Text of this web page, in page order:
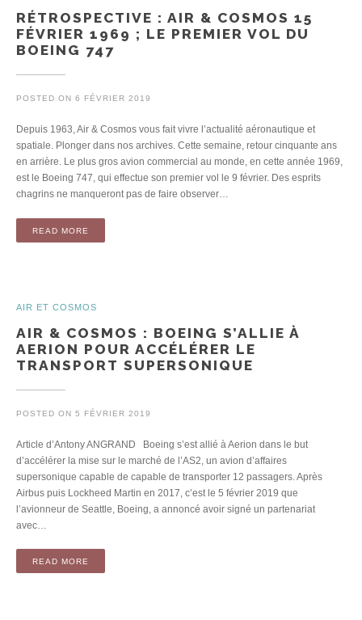
RÉTROSPECTIVE : AIR & COSMOS 15
FÉVRIER 1969 ; LE PREMIER VOL DU
BOEING 747
POSTED ON 6 FÉVRIER 2019
Depuis 1963, Air & Cosmos vous fait vivre l’actualité aéronautique et
spatiale. Plonger dans nos archives. Cette semaine, retour cinquante ans
en arrière. Le plus gros avion commercial au monde, en cette année 1969,
est le Boeing 747, qui effectue son premier vol le 9 février. Des esprits
chagrins ne manqueront pas de faire observer…
READ MORE
AIR ET COSMOS
AIR & COSMOS : BOEING S’ALLIE À
AERION POUR ACCÉLÉRER LE
TRANSPORT SUPERSONIQUE
POSTED ON 5 FÉVRIER 2019
Article d’Antony ANGRAND Boeing s’est allié à Aerion dans le but
d’accélérer la mise sur le marché de l’AS2, un avion d’affaires
supersonique capable de capable de transporter 12 passagers. Après
Airbus puis Lockheed Martin en 2017, c’est le 5 février 2019 que
l’avionneur de Seattle, Boeing, a annoncé avoir signé un partenariat
avec…
READ MORE